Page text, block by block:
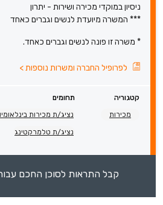
ניסיון במוקדי מכירה ושירות - יתרון
*** המשרה מיועדת לנשים וגברים כאחד
* משרה זו פונה לנשים וגברים כאחד.
לפרופיל החברה ומשרות נוספות>
קטגוריה
תחומים
מכירות
נציג/ת מכירות
נציג/ת טלמרקטינג
קבל התראות לסוכן החכם עבור